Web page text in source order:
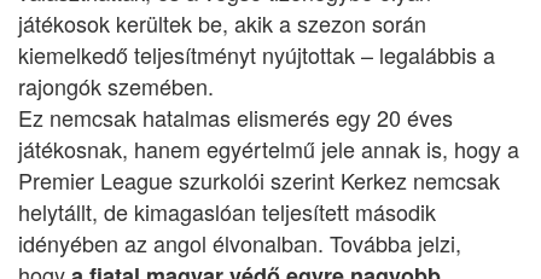
játékosok kerültek be, akik a szezon során
kiemelkedő teljesítményt nyújtottak – legalábbis a
rajongók szemében.
Ez nemcsak hatalmas elismerés egy 20 éves
játékosnak, hanem egyértelmű jele annak is, hogy a
Premier League szurkolói szerint Kerkez nemcsak
helytállt, de kimagaslóan teljesített második
idényében az angol élvonalban. Továbba jelzi,